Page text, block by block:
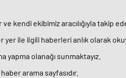
kendi ekibimiz aracılığıyla takip
ile ilgili haberleri anlık olarak
olanağı sunmaktayız.
arama sayfasıdır.